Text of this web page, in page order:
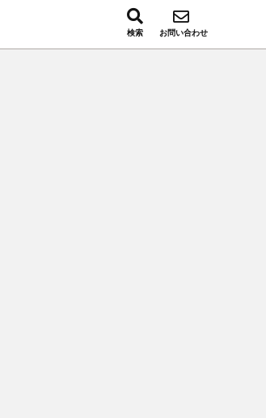
検索 お問い合わせ